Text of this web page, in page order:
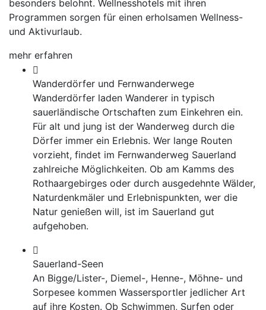
besonders belohnt. Wellnesshotels mit ihren
Programmen sorgen für einen erholsamen Wellness-
und Aktivurlaub.
mehr erfahren
Wanderdörfer und Fernwanderwege
Wanderdörfer laden Wanderer in typisch
sauerländische Ortschaften zum Einkehren ein.
Für alt und jung ist der Wanderweg durch die
Dörfer immer ein Erlebnis. Wer lange Routen
vorzieht, findet im Fernwanderweg Sauerland
zahlreiche Möglichkeiten. Ob am Kamms des
Rothaargebirges oder durch ausgedehnte Wälder,
Naturdenkmäler und Erlebnispunkten, wer die
Natur genießen will, ist im Sauerland gut
aufgehoben.
Sauerland-Seen
An Bigge/Lister-, Diemel-, Henne-, Möhne- und
Sorpesee kommen Wassersportler jedlicher Art
auf ihre Kosten. Ob Schwimmen, Surfen oder